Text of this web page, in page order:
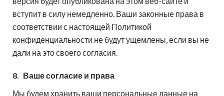
вступит в силу немедленно. Ваши законные права в
соответствии с настоящей Политикой
конфиденциальности не будут ущемлены, если вы не
дали на это своего согласия.
8. Ваше согласие и права
Мы будем хранить ваши персональные данные на